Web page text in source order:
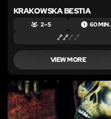
KRAKOWSKA BESTIA
2 – 5 60 MIN.
VIEW MORE